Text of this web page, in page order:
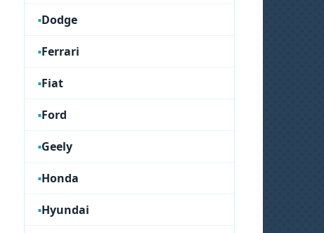
Dodge
Ferrari
Fiat
Ford
Geely
Honda
Hyundai